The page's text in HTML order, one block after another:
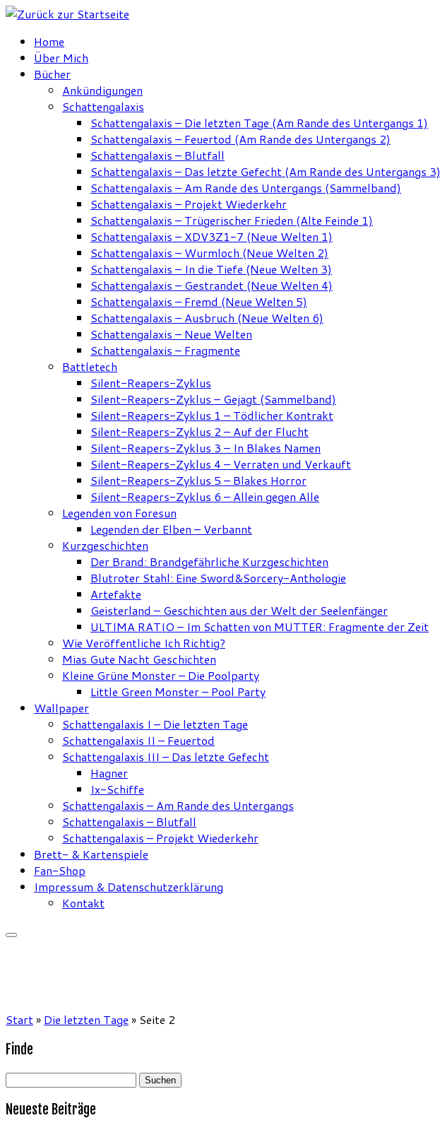
Zum
springenHome
Über Mich
Bücher
Ankündigungen
Schattengalaxis
Schattengalaxis – Die letzten Tage (Am Rande des Untergangs 1)
Schattengalaxis – Feuertod (Am Rande des Untergangs 2)
Schattengalaxis – Blutfall
Schattengalaxis – Das letzte Gefecht (Am Rande des Untergangs 3)
Schattengalaxis – Am Rande des Untergangs (Sammelband)
Schattengalaxis – Projekt Wiederkehr
Schattengalaxis – Trügerischer Frieden (Alte Feinde 1)
Schattengalaxis – XDV3Z1-7 (Neue Welten 1)
Schattengalaxis – Wurmloch (Neue Welten 2)
Schattengalaxis – In die Tiefe (Neue Welten 3)
Schattengalaxis – Gestrandet (Neue Welten 4)
Schattengalaxis – Fremd (Neue Welten 5)
Schattengalaxis – Ausbruch (Neue Welten 6)
Schattengalaxis – Neue Welten
Schattengalaxis – Fragmente
Battletech
Silent-Reapers-Zyklus
Silent-Reapers-Zyklus – Gejagt (Sammelband)
Silent-Reapers-Zyklus 1 – Tödlicher Kontrakt
Silent-Reapers-Zyklus 2 – Auf der Flucht
Silent-Reapers-Zyklus 3 – In Blakes Namen
Silent-Reapers-Zyklus 4 – Verraten und Verkauft
Silent-Reapers-Zyklus 5 – Blakes Horror
Silent-Reapers-Zyklus 6 – Allein gegen Alle
Legenden von Foresun
Legenden der Elben – Verbannt
Kurzgeschichten
Der Brand: Brandgefährliche Kurzgeschichten
Blutroter Stahl: Eine Sword&Sorcery-Anthologie
Artefakte
Geisterland – Geschichten aus der Welt der Seelenfänger
ULTIMA RATIO – Im Schatten von MUTTER: Fragmente der Zeit
Wie Veröffentliche Ich Richtig?
Mias Gute Nacht Geschichten
Kleine Grüne Monster – Die Poolparty
Little Green Monster – Pool Party
Wallpaper
Schattengalaxis I – Die letzten Tage
Schattengalaxis II – Feuertod
Schattengalaxis III – Das letzte Gefecht
Hagner
Ix-Schiffe
Schattengalaxis – Am Rande des Untergangs
Schattengalaxis – Blutfall
Schattengalaxis – Projekt Wiederkehr
Brett- & Kartenspiele
Fan-Shop
Impressum & Datenschutzerklärung
Kontakt
Start» Die letzten Tage » Seite 2
Finde
Suchen
Neueste Beiträge